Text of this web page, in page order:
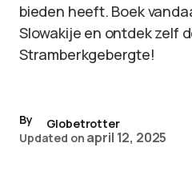
bieden heeft. Boek
Slowakije en ontdek zelf
Stramberkgebergte!
By
Globetrotter
Updated on april 12, 2025